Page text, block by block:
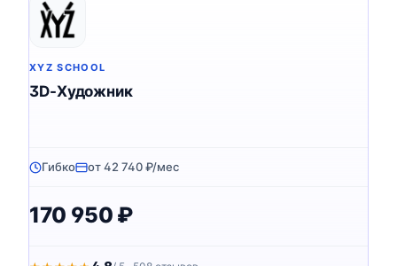
XYZ SCHOOL
3D-Художник
Гибко от 42 740 ₽/мес
170 950 ₽